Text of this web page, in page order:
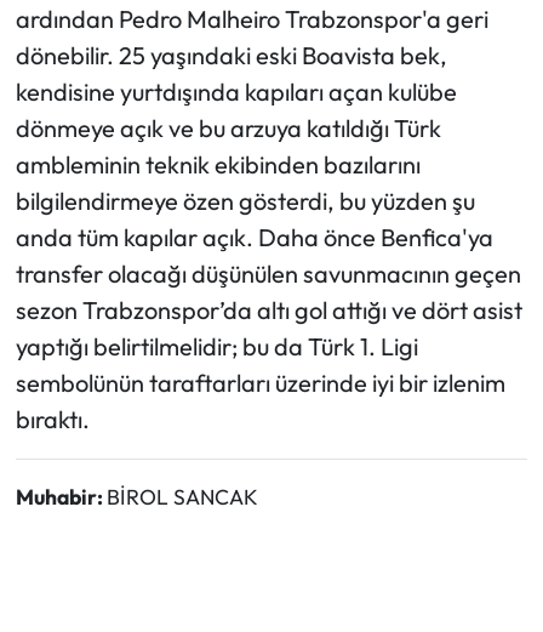
ardından Pedro Malheiro Trabzonspor'a geri
dönebilir. 25 yaşındaki eski Boavista bek,
kendisine yurtdışında kapıları açan kulübe
dönmeye açık ve bu arzuya katıldığı Türk
ambleminin teknik ekibinden bazılarını
bilgilendirmeye özen gösterdi, bu yüzden şu
anda tüm kapılar açık. Daha önce Benfica'ya
transfer olacağı düşünülen savunmacının geçen
sezon Trabzonspor’da altı gol attığı ve dört asist
yaptığı belirtilmelidir; bu da Türk 1. Ligi
sembolünün taraftarları üzerinde iyi bir izlenim
bıraktı.
Muhabir: BİROL SANCAK